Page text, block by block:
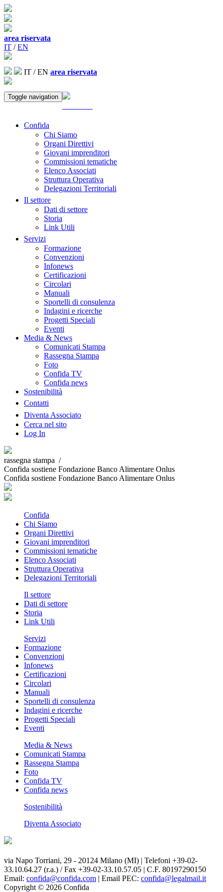
area riservata
IT /EN
IT /EN area riservata
Toggle navigation
Confida
Chi Siamo
Organi Direttivi
Giovani imprenditori
Commissioni tematiche
Elenco Associati
Struttura Operativa
Delegazioni Territoriali
Il settore
Dati di settore
Storia
Link Utili
Servizi
Formazione
Convenzioni
Infonews
Certificazioni
Circolari
Manuali
Sportelli di consulenza
Indagini e ricerche
Progetti Speciali
Eventi
Media & News
Comunicati Stampa
Rassegna Stampa
Foto
Confida TV
Confida news
Sostenibilità
Contatti
Diventa Associato
Cerca nel sito
Log In
rassegna stampa /
Confida sostiene Fondazione Banco Alimentare Onlus
Confida sostiene Fondazione Banco Alimentare Onlus
Confida
Chi Siamo
Organi Direttivi
Giovani imprenditori
Commissioni tematiche
Elenco Associati
Struttura Operativa
Delegazioni Territoriali
Il settore
Dati di settore
Storia
Link Utili
Servizi
Formazione
Convenzioni
Infonews
Certificazioni
Circolari
Manuali
Sportelli di consulenza
Indagini e ricerche
Progetti Speciali
Eventi
Media & News
Comunicati Stampa
Rassegna Stampa
Foto
Confida TV
Confida news
Sostenibilità
Diventa Associato
via Napo Torriani, 29 - 20124 Milano (MI) | Telefoni +39-02-
33.10.64.27 (r.a.) / Fax +39-02-33.10.57.05 | C.F. 80197290150
Email: confida@confida.com | Email PEC: confida@legalmail.it
Copyright © 2026 Confida